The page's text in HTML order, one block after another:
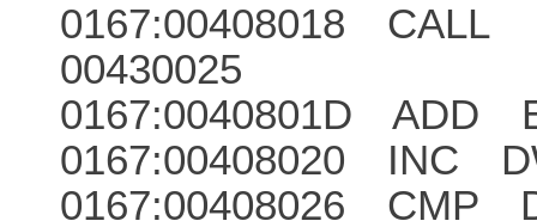
0167:00408018 CALL
00430025 ←-
0167:0040801D ADD
0167:00408020 INC
0167:00408026 CMP